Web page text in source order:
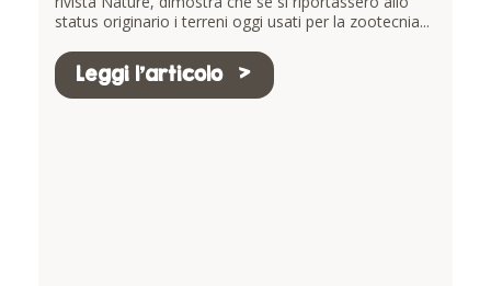
status originario i terreni oggi usati per la zootecnia...
Leggi l'articolo